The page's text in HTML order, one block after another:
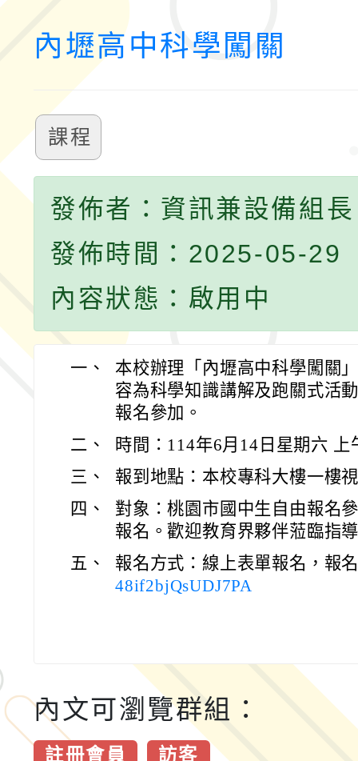
內壢高中科學闖關
課程
發佈者：資訊兼設備組長
發佈時間：2025-05-29
內容狀態：啟用中
一、
本校辦理「內壢高中科學闖關
容為科學知識講解及跑關式活
報名參加。
二、
時間：114年6月14日星期六 上
三、
報到地點：本校專科大樓一樓
四、
對象：桃園市國中生自由報名
報名。歡迎教育界夥伴蒞臨指
五、
報名方式：線上表單報名，報
48if2bjQsUDJ7PA
內文可瀏覽群組：
註冊會員 訪客